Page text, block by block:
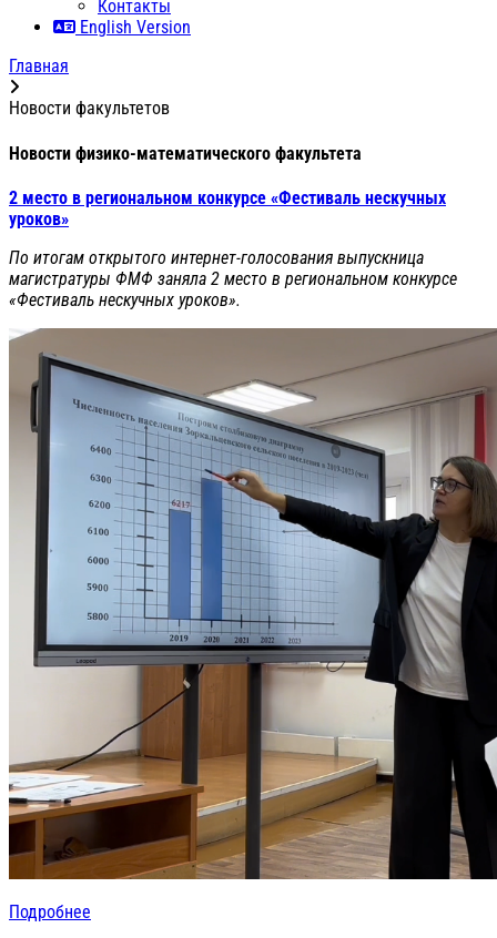
Контакты
English Version
Главная
Новости факультетов
Новости физико-математического факультета
2 место в региональном конкурсе «Фестиваль нескучных
уроков»
По итогам открытого интернет-голосования выпускница
магистратуры ФМФ заняла 2 место в региональном конкурсе
«Фестиваль нескучных уроков».
Подробнее